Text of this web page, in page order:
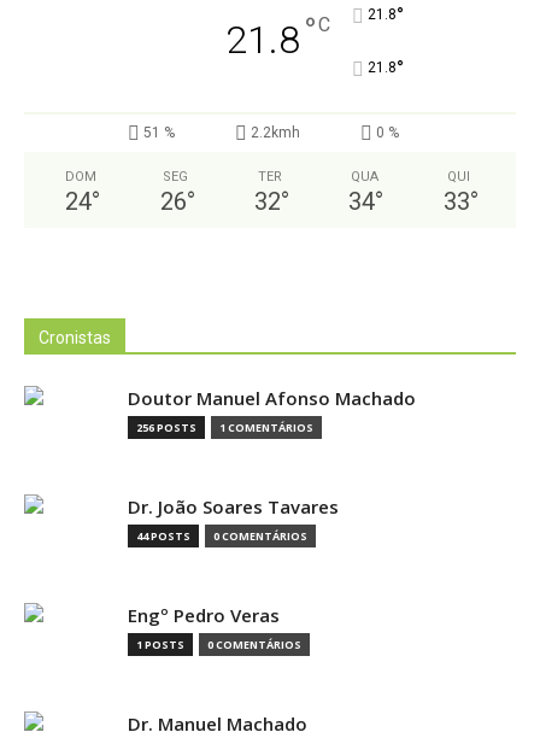
21.8°C 21.8°
21.8°
51 % 2.2kmh 0 %
DOM
24°
SEG
26°
TER
32°
QUA
34°
QUI
33°
Cronistas
Doutor Manuel Afonso Machado
256 POSTS 1 COMENTÁRIOS
Dr. João Soares Tavares
44 POSTS 0 COMENTÁRIOS
Engº Pedro Veras
1 POSTS 0 COMENTÁRIOS
Dr. Manuel Machado